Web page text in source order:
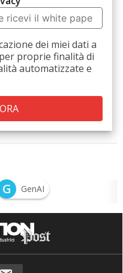
dei miei dati a
proprie finalità di
automatizzate e
G GenAI
Roi AI